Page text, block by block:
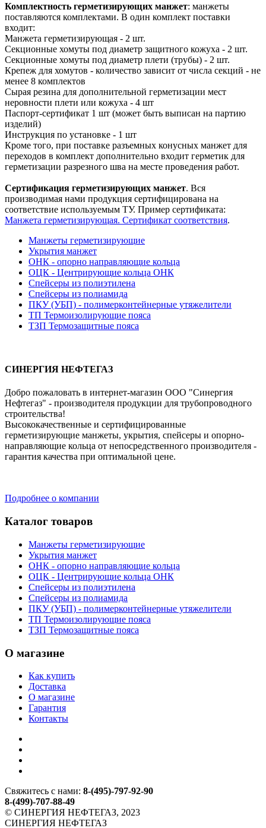
Комплектность герметизирующих манжет: манжеты
поставляются комплектами. В один комплект поставки
входит:
Манжета герметизирующая - 2 шт.
Секционные хомуты под диаметр защитного кожуха - 2 шт.
Секционные хомуты под диаметр плети (трубы) - 2 шт.
Крепеж для хомутов - количество зависит от числа секций - не
менее 8 комплектов
Сырая резина для дополнительной герметизации мест
неровности плети или кожуха - 4 шт
Паспорт-сертификат 1 шт (может быть выписан на партию
изделий)
Инструкция по установке - 1 шт
Кроме того, при поставке разъемных конусных манжет для
переходов в комплект дополнительно входит герметик для
герметизации разрезного шва на месте проведения работ.
Сертификация герметизирующих манжет. Вся
производимая нами продукция сертифицирована на
соответствие используемым ТУ. Пример сертификата:
Манжета герметизирующая. Сертификат соответствия.
Манжеты герметизирующие
Укрытия манжет
ОНК - опорно направляющие кольца
ОЦК - Центрирующие кольца ОНК
Спейсеры из полиэтилена
Спейсеры из полиамида
ПКУ (УБП) - полимерконтейнерные утяжелители
ТП Термоизолирующие пояса
ТЗП Термозащитные пояса
СИНЕРГИЯ НЕФТЕГАЗ
Добро пожаловать в интернет-магазин ООО "Синергия
Нефтегаз" - производителя продукции для трубопроводного
строительства!
Высококачественные и сертифицированные
герметизирующие манжеты, укрытия, спейсеры и опорно-
направляющие кольца от непосредственного производителя -
гарантия качества при оптимальной цене.
Подробнее о компании
Каталог товаров
Манжеты герметизирующие
Укрытия манжет
ОНК - опорно направляющие кольца
ОЦК - Центрирующие кольца ОНК
Спейсеры из полиэтилена
Спейсеры из полиамида
ПКУ (УБП) - полимерконтейнерные утяжелители
ТП Термоизолирующие пояса
ТЗП Термозащитные пояса
О магазине
Как купить
Доставка
О магазине
Гарантия
Контакты
Свяжитесь с нами: 8-(495)-797-92-90
8-(499)-707-88-49
© СИНЕРГИЯ НЕФТЕГАЗ, 2023
СИНЕРГИЯ НЕФТЕГАЗ